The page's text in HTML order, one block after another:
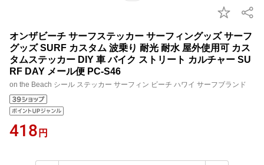
オンザビーチ サーフステッカー サーフィングッズ サーフ
グッズ SURF カスタム 波乗り 耐光 耐水 屋外使用可 カス
タムステッカー DIY 車 バイク ストリート カルチャー SU
RF DAY メール便 PC-S46
on the Beach シール ステッカー サーフィン ビーチ ハワイ サーフブランド
418 円